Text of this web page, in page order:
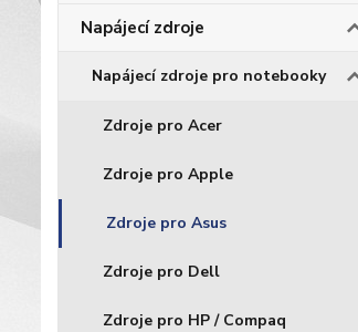
Napájecí zdroje
Napájecí zdroje pro notebooky
Zdroje pro Acer
Zdroje pro Apple
Zdroje pro Asus
Zdroje pro Dell
Zdroje pro HP / Compaq